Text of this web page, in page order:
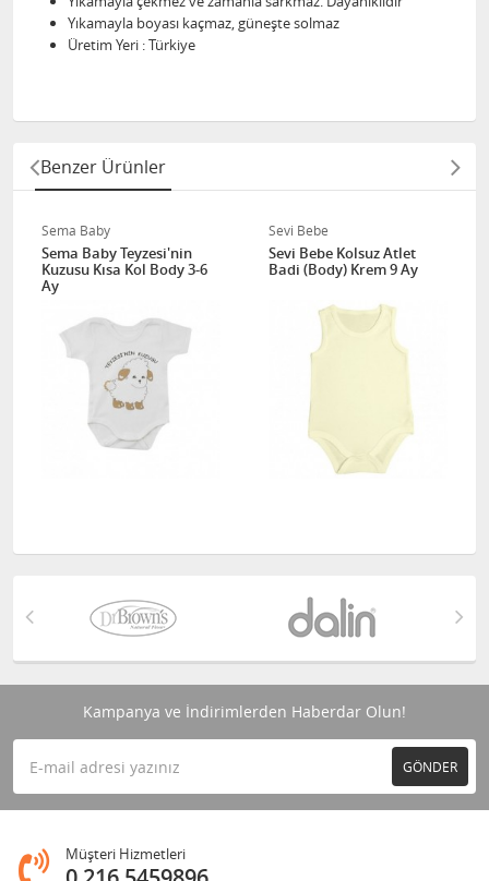
Yıkamayla boyası kaçmaz, güneşte solmaz
Üretim Yeri : Türkiye
Benzer Ürünler
Sema Baby
Sema Baby Teyzesi'nin
Kuzusu Kısa Kol Body 3-6
Ay
Sevi Bebe
Sevi Bebe Kolsuz Atlet
Badi (Body) Krem 9 Ay
Kampanya ve İndirimlerden Haberdar Olun!
GÖNDER
Müşteri Hizmetleri